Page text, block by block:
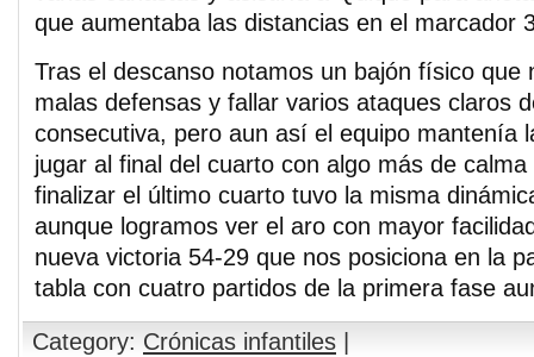
que aumentaba las distancias en el marcador
Tras el descanso notamos un bajón físico que
malas defensas y fallar varios ataques claros
consecutiva, pero aun así el equipo mantenía
jugar al final del cuarto con algo más de
finalizar el último cuarto tuvo la misma
aunque logramos ver el aro con mayor
nueva victoria 54-29 que nos posiciona en la
tabla con cuatro partidos de la primera fase
Category: Crónicas infantiles